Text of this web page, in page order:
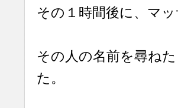
その１時間後に、マ
その人の名前を尋ね
た。